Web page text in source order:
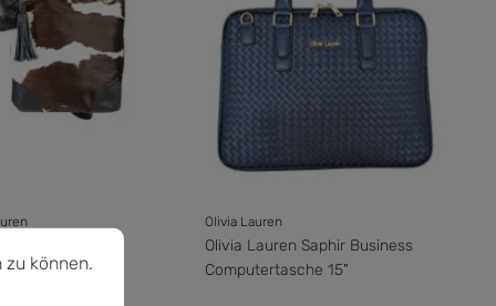
Olivia Lauren
Olivia Lauren Saphir Business
Computertasche 15"
Mehr Informationen ...
können.